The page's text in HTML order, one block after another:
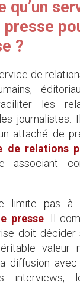
qu’un
?
de
les
journalistes.
attaché de
de relations
associant
limite pas à
presse. Il
doit
valeur
diffusion
interviews,